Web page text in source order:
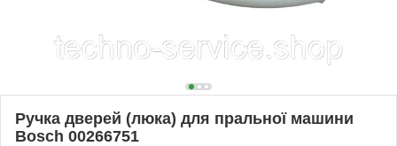
Ручка дверей (люка) для пральної машини
Bosch 00266751